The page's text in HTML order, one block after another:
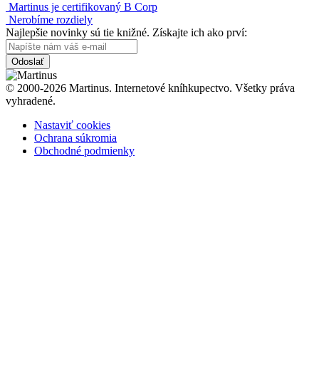
Martinus je certifikovaný B Corp
Nerobíme rozdiely
Najlepšie novinky sú tie knižné. Získajte ich ako prví:
Odoslať
© 2000-2026 Martinus. Internetové kníhkupectvo. Všetky práva
vyhradené.
Nastaviť cookies
Ochrana súkromia
Obchodné podmienky